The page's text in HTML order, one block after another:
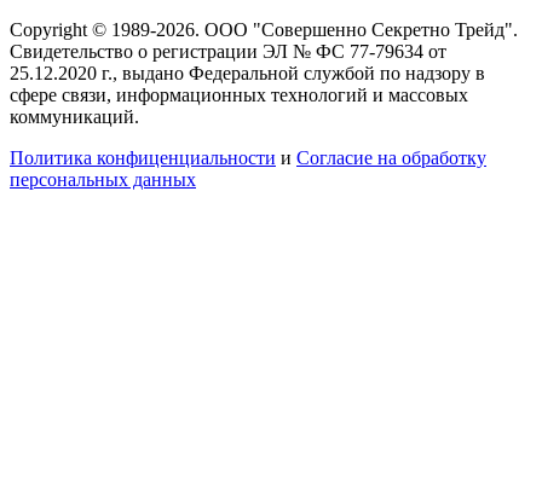
Copyright © 1989-2026. ООО "Совершенно Секретно Трейд".
Свидетельство о регистрации ЭЛ № ФС 77-79634 от
25.12.2020 г., выдано Федеральной службой по надзору в
сфере связи, информационных технологий и массовых
коммуникаций.
Политика конфиценциальности и Согласие на обработку
персональных данных